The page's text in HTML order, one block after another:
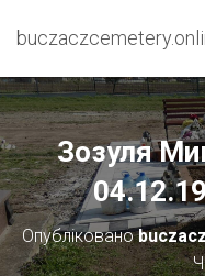
Зозуля
Опубліковано